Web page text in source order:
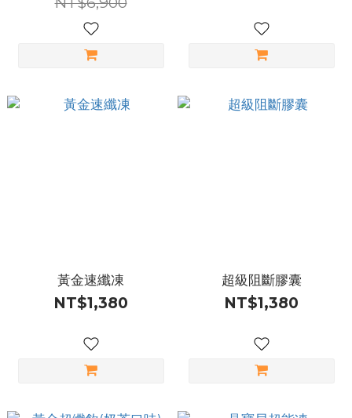
黃金速纖凍
NT$1,380
超級阻斷膠囊
NT$1,380